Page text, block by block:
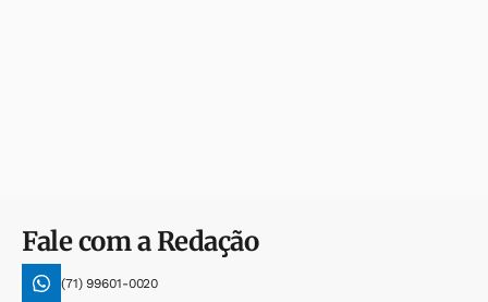
Fale com a Redação
(71) 99601-0020